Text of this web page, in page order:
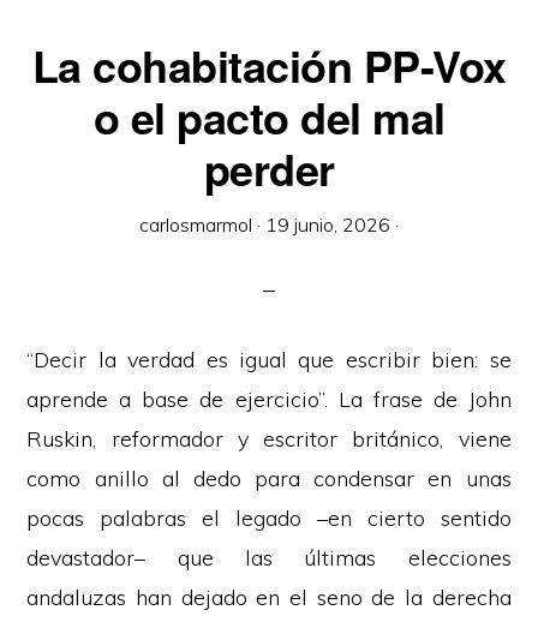
La cohabitación PP-Vox
o el pacto del mal
perder
carlosmarmol · 19 junio, 2026 ·
“Decir la verdad es igual que escribir bien: se
aprende a base de ejercicio”. La frase de John
Ruskin, reformador y escritor británico, viene
como anillo al dedo para condensar en unas
pocas palabras el legado –en cierto sentido
devastador– que las últimas elecciones
andaluzas han dejado en el seno de la derecha